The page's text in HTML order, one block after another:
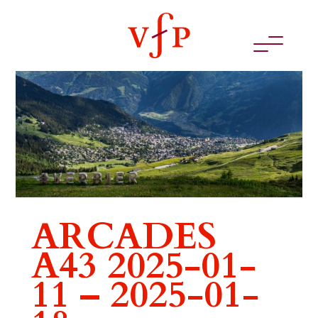
ARCADES
A43 2025-01-
11 – 2025-01-